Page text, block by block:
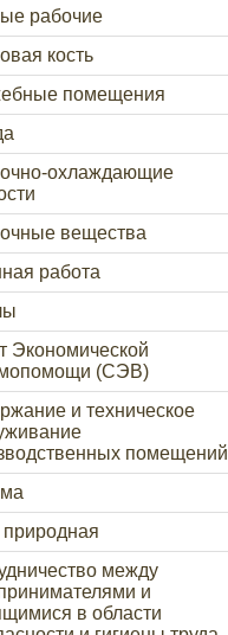
рабочие
кость
помещения
охлаждающие
вещества
работа
Экономической
(СЭВ)
и техническое
помещений
между
и
в области